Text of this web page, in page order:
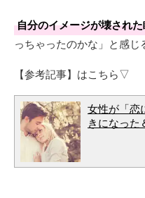
自分のイメージが壊され
っちゃったのかな」と感じ
【参考記事】はこちら▽
女性が「恋
きになった